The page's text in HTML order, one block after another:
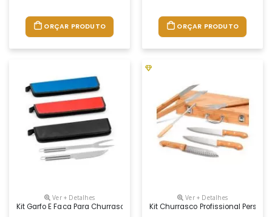
ORÇAR PRODUTO ORÇAR PRODUTO
Ver + Detalhes
Kit Garfo E Faca Para Churrasco Personalizado
Ver + Detalhes
Kit Churrasco Profissional